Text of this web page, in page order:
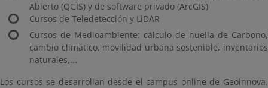
Abierto (QGIS) y de software privado (ArcGIS)
Cursos de Teledetección y LiDAR
Cursos de Medioambiente: cálculo de huella de Carbono,
cambio climático, movilidad urbana sostenible, inventarios
naturales,...
Los cursos se desarrollan desde el campus online de Geoinnova.